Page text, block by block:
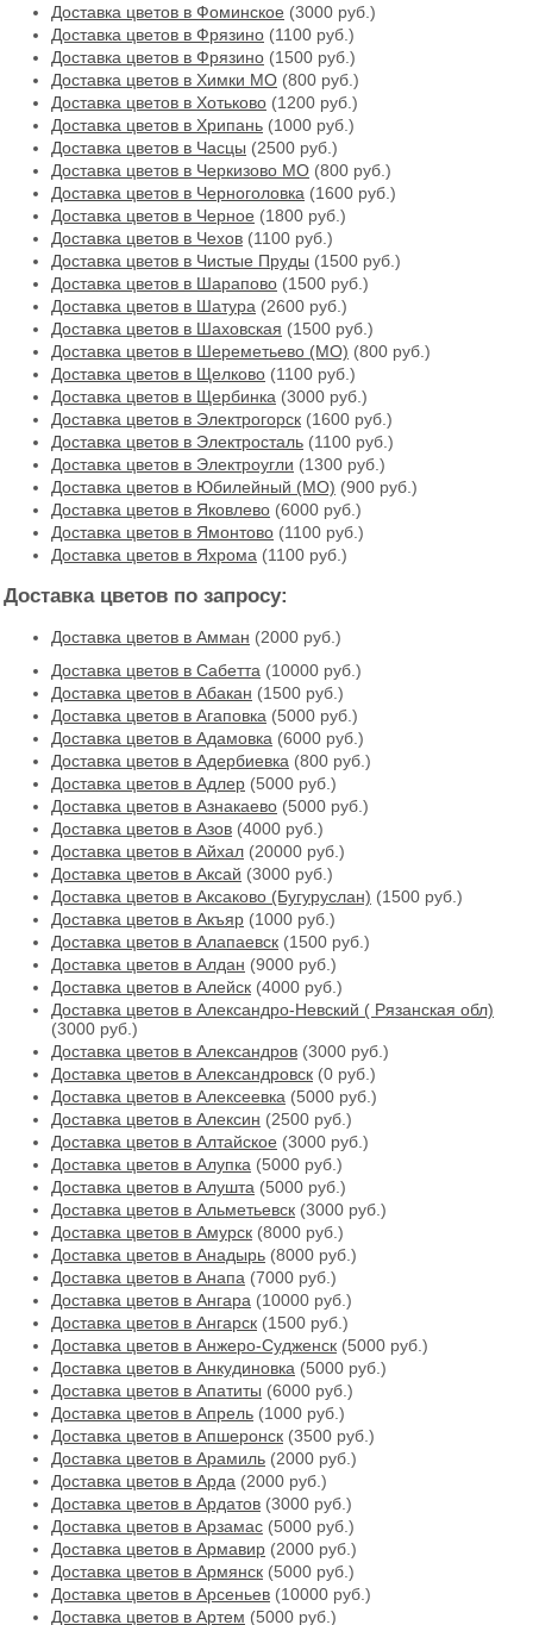
Доставка цветов в Фоминское (3000 руб.)
Доставка цветов в Фрязино (1100 руб.)
Доставка цветов в Фрязино (1500 руб.)
Доставка цветов в Химки МО (800 руб.)
Доставка цветов в Хотьково (1200 руб.)
Доставка цветов в Хрипань (1000 руб.)
Доставка цветов в Часцы (2500 руб.)
Доставка цветов в Черкизово МО (800 руб.)
Доставка цветов в Черноголовка (1600 руб.)
Доставка цветов в Черное (1800 руб.)
Доставка цветов в Чехов (1100 руб.)
Доставка цветов в Чистые Пруды (1500 руб.)
Доставка цветов в Шарапово (1500 руб.)
Доставка цветов в Шатура (2600 руб.)
Доставка цветов в Шаховская (1500 руб.)
Доставка цветов в Шереметьево (МО) (800 руб.)
Доставка цветов в Щелково (1100 руб.)
Доставка цветов в Щербинка (3000 руб.)
Доставка цветов в Электрогорск (1600 руб.)
Доставка цветов в Электросталь (1100 руб.)
Доставка цветов в Электроугли (1300 руб.)
Доставка цветов в Юбилейный (МО) (900 руб.)
Доставка цветов в Яковлево (6000 руб.)
Доставка цветов в Ямонтово (1100 руб.)
Доставка цветов в Яхрома (1100 руб.)
Доставка цветов по запросу:
Доставка цветов в Амман (2000 руб.)
Доставка цветов в Cабетта (10000 руб.)
Доставка цветов в Абакан (1500 руб.)
Доставка цветов в Агаповка (5000 руб.)
Доставка цветов в Адамовка (6000 руб.)
Доставка цветов в Адербиевка (800 руб.)
Доставка цветов в Адлер (5000 руб.)
Доставка цветов в Азнакаево (5000 руб.)
Доставка цветов в Азов (4000 руб.)
Доставка цветов в Айхал (20000 руб.)
Доставка цветов в Аксай (3000 руб.)
Доставка цветов в Аксаково (Бугуруслан) (1500 руб.)
Доставка цветов в Акъяр (1000 руб.)
Доставка цветов в Алапаевск (1500 руб.)
Доставка цветов в Алдан (9000 руб.)
Доставка цветов в Алейск (4000 руб.)
Доставка цветов в Александро-Невский ( Рязанская обл)
(3000 руб.)
Доставка цветов в Александров (3000 руб.)
Доставка цветов в Александровск (0 руб.)
Доставка цветов в Алексеевка (5000 руб.)
Доставка цветов в Алексин (2500 руб.)
Доставка цветов в Алтайское (3000 руб.)
Доставка цветов в Алупка (5000 руб.)
Доставка цветов в Алушта (5000 руб.)
Доставка цветов в Альметьевск (3000 руб.)
Доставка цветов в Амурск (8000 руб.)
Доставка цветов в Анадырь (8000 руб.)
Доставка цветов в Анапа (7000 руб.)
Доставка цветов в Ангара (10000 руб.)
Доставка цветов в Ангарск (1500 руб.)
Доставка цветов в Анжеро-Судженск (5000 руб.)
Доставка цветов в Анкудиновка (5000 руб.)
Доставка цветов в Апатиты (6000 руб.)
Доставка цветов в Апрель (1000 руб.)
Доставка цветов в Апшеронск (3500 руб.)
Доставка цветов в Арамиль (2000 руб.)
Доставка цветов в Арда (2000 руб.)
Доставка цветов в Ардатов (3000 руб.)
Доставка цветов в Арзамас (5000 руб.)
Доставка цветов в Армавир (2000 руб.)
Доставка цветов в Армянск (5000 руб.)
Доставка цветов в Арсеньев (10000 руб.)
Доставка цветов в Артем (5000 руб.)